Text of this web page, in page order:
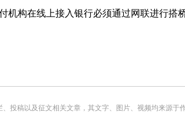
构在线上接入银行必须通过网联进行搭
投稿以及征文相关文章，其文字、图片、视频均来源于